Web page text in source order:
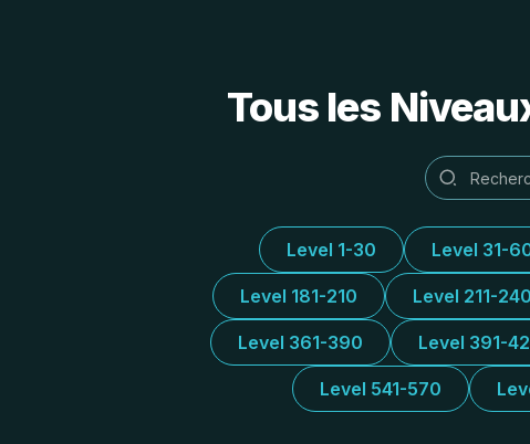
Tous les
Level 1-30 Level 31-
Level 181-210 Level 211-240
Level 361-390 Level 391-
Level 541-570